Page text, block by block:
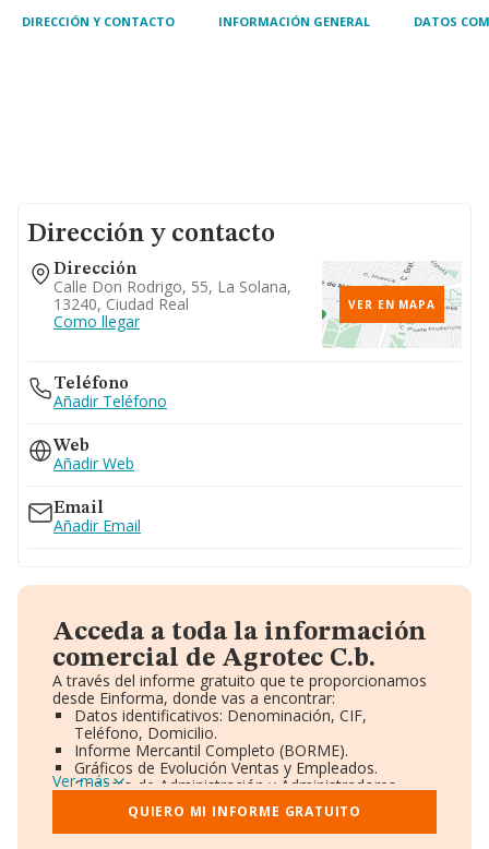
DIRECCIÓN Y CONTACTO INFORMACIÓN GENERAL DATOS
Dirección y contacto
Dirección
Calle Don Rodrigo, 55, La Solana,
13240, Ciudad Real
Como llegar
VER EN MAPA
Teléfono
Añadir Teléfono
Web
Añadir Web
Email
Añadir Email
Acceda a toda la información
comercial de Agrotec C.b.
A través del informe gratuito que te proporcionamos
desde Einforma, donde vas a encontrar:
Datos identificativos: Denominación, CIF,
Teléfono, Domicilio.
Informe Mercantil Completo (BORME).
Gráficos de Evolución Ventas y Empleados.
Consejo de Administración y Administradores.
Directivos y Ejecutivos.
Accionistas.
Participaciones y Vinculaciones en otras empresas.
Ver más
QUIERO MI INFORME GRATUITO